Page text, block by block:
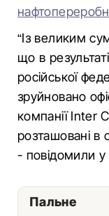
“Із великим
що в
російської
зруйновано
компанії Inter
розташовані в
- повідомили у
Пальне